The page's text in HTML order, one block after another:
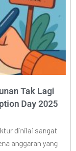
Tak Lagi
Day 2025
dinilai sangat
anggaran yang